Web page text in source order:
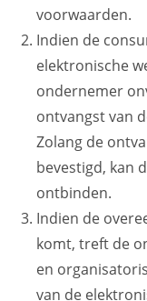
voorwaarden.
Indien de
elektronische
ondernemer
ontvangst van
Zolang de
bevestigd, kan
ontbinden.
Indien de
komt, treft de
en
van de